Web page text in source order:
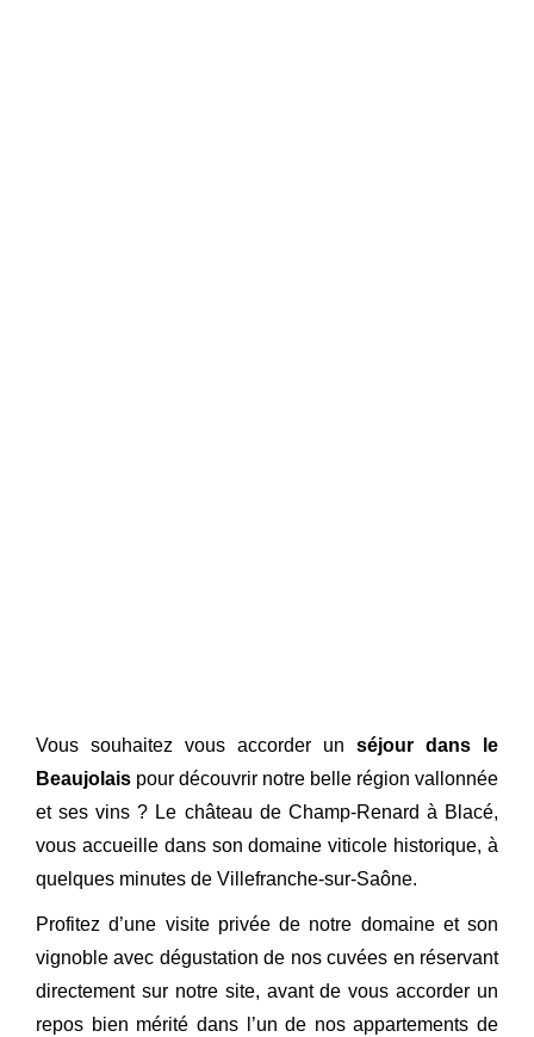
Vous souhaitez vous accorder un séjour dans le
Beaujolais pour découvrir notre belle région vallonnée
et ses vins ? Le château de Champ-Renard à Blacé,
vous accueille dans son domaine viticole historique, à
quelques minutes de Villefranche-sur-Saône.
Profitez d’une visite privée de notre domaine et son
vignoble avec dégustation de nos cuvées en réservant
directement sur notre site, avant de vous accorder un
repos bien mérité dans l’un de nos appartements de